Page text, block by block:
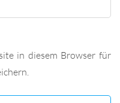
in diesem Browser für